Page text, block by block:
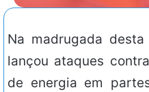
Na madrugada
lançou ataques
de energia em